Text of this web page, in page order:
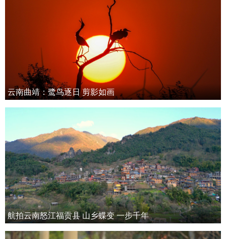
云南曲靖：鹭鸟逐日 剪影如画
航拍云南怒江福贡县 山乡蝶变 一步千年